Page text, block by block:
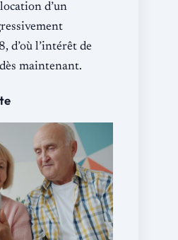
d’un
d’où l’intérêt de
maintenant.